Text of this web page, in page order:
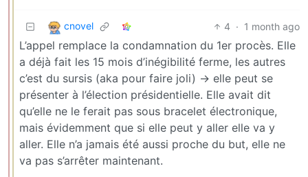
cnovel 4 · 1 month ago
L’appel remplace la condamnation du 1er procès. Elle
a déjà fait les 15 mois d’inégibilité ferme, les autres
c’est du sursis (aka pour faire joli) -> elle peut se
présenter à l’élection présidentielle. Elle avait dit
qu’elle ne le ferait pas sous bracelet électronique,
mais évidemment que si elle peut y aller elle va y
aller. Elle n’a jamais été aussi proche du but, elle ne
va pas s’arrêter maintenant.